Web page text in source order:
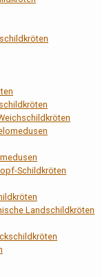
Schildkröten
Landschildkröten